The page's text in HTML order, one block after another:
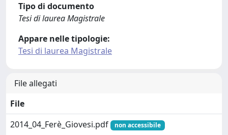
Tipo di documento
Tesi di laurea Magistrale
Appare nelle tipologie:
Tesi di laurea Magistrale
File allegati
File
2014_04_Ferè_Giovesi.pdf
non accessibile